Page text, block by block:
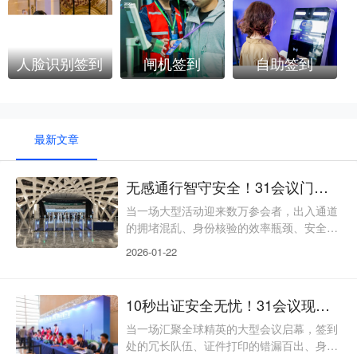
人脸识别签到 闸机签到 自助签到
最新文章
无感通行智守安全！31会议门禁闸机定义活动出入新标杆
当一场大型活动迎来数万参会者，出入通道
的拥堵混乱、身份核验的效率瓶颈、安全管
关键短板。31会议门禁闸机绝非传统意义上
慧出入解决方案。它以技术为核、以场景为
魂，衔接活动签到、身份识别、流程管理等
关键环节，既破解了传统闸机“效率低、安
2026-01-22
10秒出证安全无忧！31会议现场制证革新会议入场体验
当一场汇聚全球精英的大型会议启幕，签到
处的冗长队伍、证件打印的错漏百出、身份